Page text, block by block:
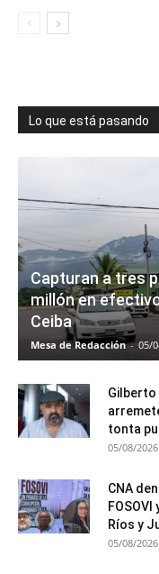
Lo que está pasando
Capturan a tres
millón en
Ceiba
Mesa de Redacción - 05/
Gilberto
tonta
05/08/2026
CNA
Ríos y
05/08/2026